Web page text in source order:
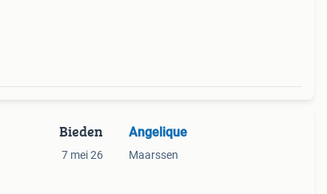
Bieden
7 mei 26
Angelique
Maarssen